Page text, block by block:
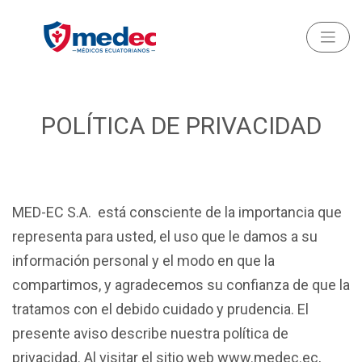
POLÍTICA DE PRIVACIDAD
MED-EC S.A. está consciente de la importancia que
representa para usted, el uso que le damos a su
información personal y el modo en que la
compartimos, y agradecemos su confianza de que la
tratamos con el debido cuidado y prudencia. El
presente aviso describe nuestra política de
privacidad. Al visitar el sitio web www.medec.ec,